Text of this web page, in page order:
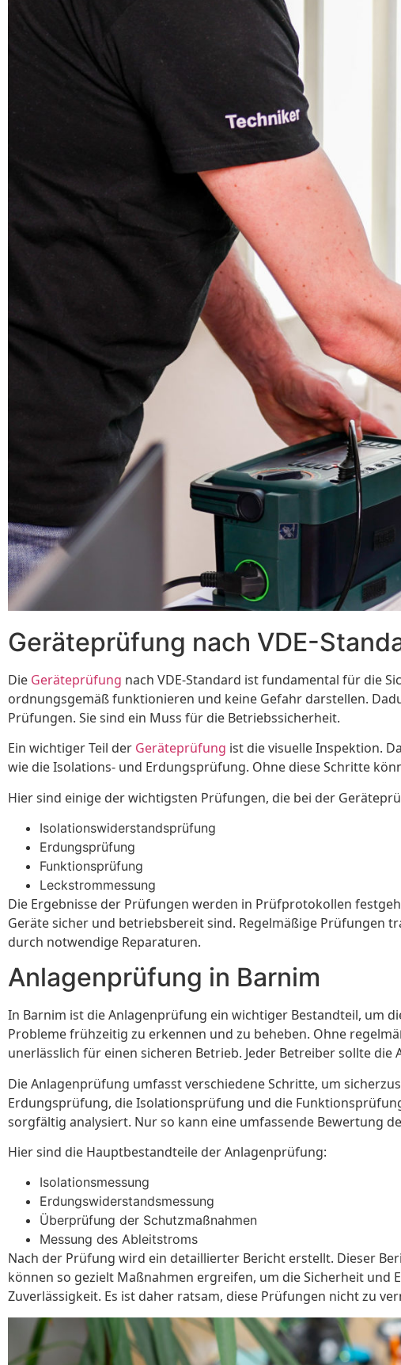
Geräteprüfung nach VDE-
Die Geräteprüfung nach VDE-Standard ist fundamental für die
ordnungsgemäß funktionieren und keine Gefahr darstellen.
Prüfungen. Sie sind ein Muss für die Betriebssicherheit.
Ein wichtiger Teil der Geräteprüfung ist die visuelle Inspektion.
wie die Isolations- und Erdungsprüfung. Ohne diese Schritte
Hier sind einige der wichtigsten Prüfungen, die bei der
Isolationswiderstandsprüfung
Erdungsprüfung
Funktionsprüfung
Leckstrommessung
Die Ergebnisse der Prüfungen werden in Prüfprotokollen
Geräte sicher und betriebsbereit sind. Regelmäßige Prüfungen
durch notwendige Reparaturen.
Anlagenprüfung in Barnim
In Barnim ist die Anlagenprüfung ein wichtiger Bestandteil, um
Probleme frühzeitig zu erkennen und zu beheben. Ohne
unerlässlich für einen sicheren Betrieb. Jeder Betreiber sollte
Die Anlagenprüfung umfasst verschiedene Schritte, um
Erdungsprüfung, die Isolationsprüfung und die
sorgfältig analysiert. Nur so kann eine umfassende Bewertung
Hier sind die Hauptbestandteile der Anlagenprüfung:
Isolationsmessung
Erdungswiderstandsmessung
Überprüfung der Schutzmaßnahmen
Messung des Ableitstroms
Nach der Prüfung wird ein detaillierter Bericht erstellt. Dieser
können so gezielt Maßnahmen ergreifen, um die Sicherheit
Zuverlässigkeit. Es ist daher ratsam, diese Prüfungen nicht zu